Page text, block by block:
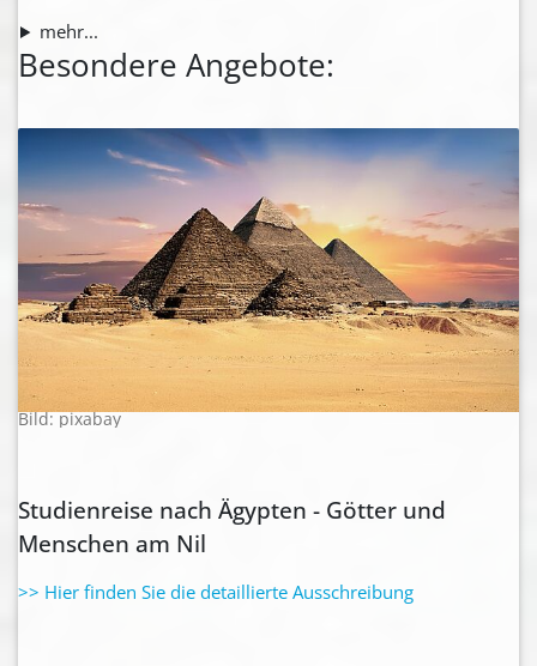
mehr...
Besondere Angebote:
Bild: pixabay
Studienreise nach Ägypten - Götter und
Menschen am Nil
>> Hier finden Sie die detaillierte Ausschreibung